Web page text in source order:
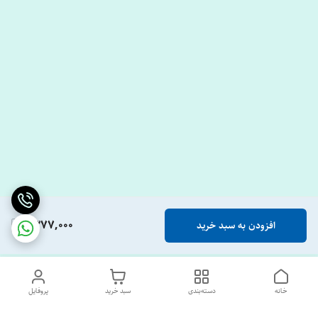
1,377,000 افزودن به سبد خرید
پروفایل سبد خرید دسته‌بندی خانه